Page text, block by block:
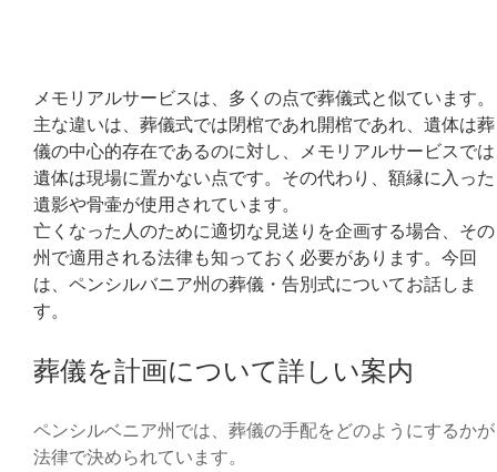
メモリアルサービスは、多くの点で葬儀式と似ています。
主な違いは、葬儀式では閉棺であれ開棺であれ、遺体は葬
儀の中心的存在であるのに対し、メモリアルサービスでは
遺体は現場に置かない点です。その代わり、額縁に入った
遺影や骨壷が使用されています。
亡くなった人のために適切な見送りを企画する場合、その
州で適用される法律も知っておく必要があります。今回
は、ペンシルバニア州の葬儀・告別式についてお話しま
す。
葬儀を計画について詳しい案内
ペンシルベニア州では、葬儀の手配をどのようにするかが
法律で決められています。